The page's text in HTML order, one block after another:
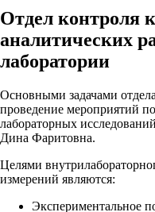
Отдел контроля
аналитических
лаборатории
Основными задачами
проведение мероприятий
лабораторных
Дина Фаритовна.
Целями
измерений являются:
Экспериментальное